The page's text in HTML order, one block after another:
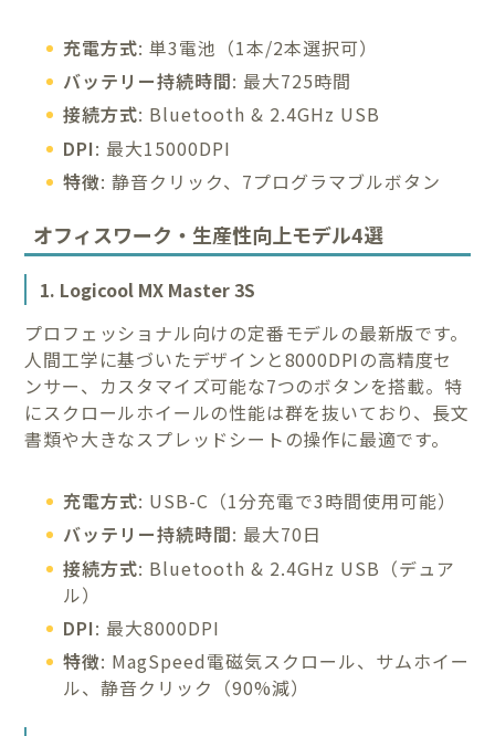
充電方式: 単3電池（1本/2本選択可）
バッテリー持続時間: 最大725時間
接続方式: Bluetooth & 2.4GHz USB
DPI: 最大15000DPI
特徴: 静音クリック、7プログラマブルボタン
オフィスワーク・生産性向上モデル4選
1. Logicool MX Master 3S
プロフェッショナル向けの定番モデルの最新版です。
人間工学に基づいたデザインと8000DPIの高精度セ
ンサー、カスタマイズ可能な7つのボタンを搭載。特
にスクロールホイールの性能は群を抜いており、長文
書類や大きなスプレッドシートの操作に最適です。
充電方式: USB-C（1分充電で3時間使用可能）
バッテリー持続時間: 最大70日
接続方式: Bluetooth & 2.4GHz USB（デュア
ル）
DPI: 最大8000DPI
特徴: MagSpeed電磁気スクロール、サムホイー
ル、静音クリック（90%減）